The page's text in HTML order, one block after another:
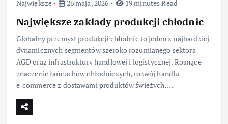
Największe 26 maja, 2026 19 minutes Read
Największe zakłady produkcji chłodnic
Globalny przemysł produkcji chłodnic to jeden z najbardziej
dynamicznych segmentów szeroko rozumianego sektora
AGD oraz infrastruktury handlowej i logistycznej. Rosnące
znaczenie łańcuchów chłodniczych, rozwój handlu
e‑commerce z dostawami produktów świeżych,…